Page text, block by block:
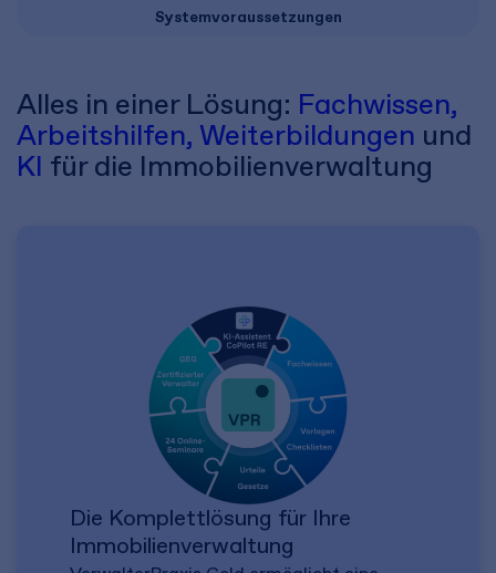
Systemvoraussetzungen
Alles in einer Lösung: Fachwissen,
Arbeitshilfen, Weiterbildungen und
KI für die Immobilienverwaltung
Die Komplettlösung für Ihre
Immobilienverwaltung